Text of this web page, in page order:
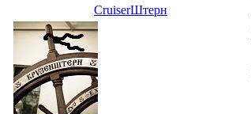
СruiserШтерн